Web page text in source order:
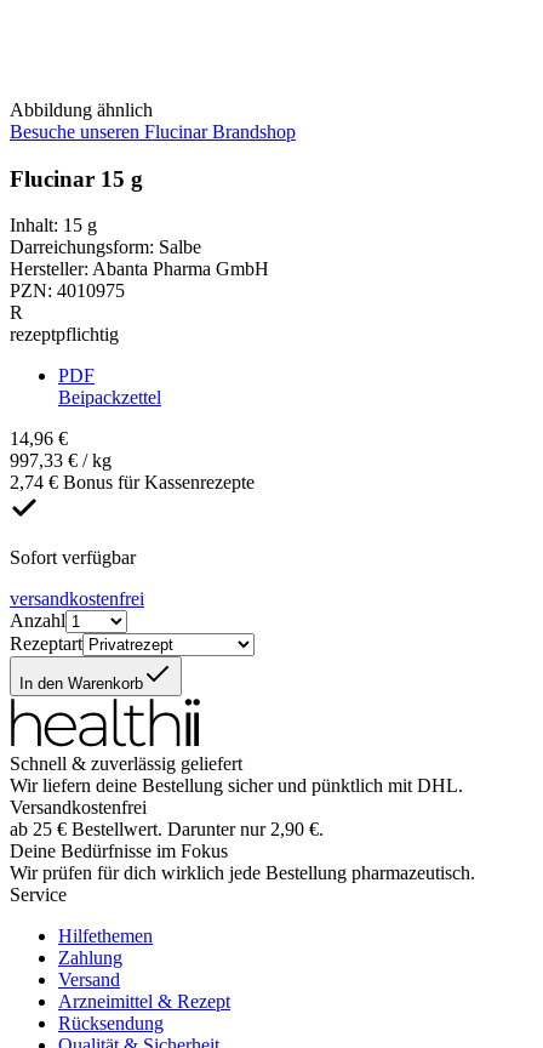
Abbildung ähnlich
Besuche unseren Flucinar Brandshop
Flucinar 15 g
Inhalt: 15 g
Darreichungsform: Salbe
Hersteller: Abanta Pharma GmbH
PZN: 4010975
R
rezeptpflichtig
PDF
Beipackzettel
14,96 €
997,33 € / kg
2,74 € Bonus für Kassenrezepte
Sofort verfügbar
versandkostenfrei
Anzahl
Rezeptart
In den Warenkorb
Schnell & zuverlässig geliefert
Wir liefern deine Bestellung sicher und pünktlich mit DHL.
Versandkostenfrei
ab 25 € Bestellwert. Darunter nur 2,90 €.
Deine Bedürfnisse im Fokus
Wir prüfen für dich wirklich jede Bestellung pharmazeutisch.
Service
Hilfethemen
Zahlung
Versand
Arzneimittel & Rezept
Rücksendung